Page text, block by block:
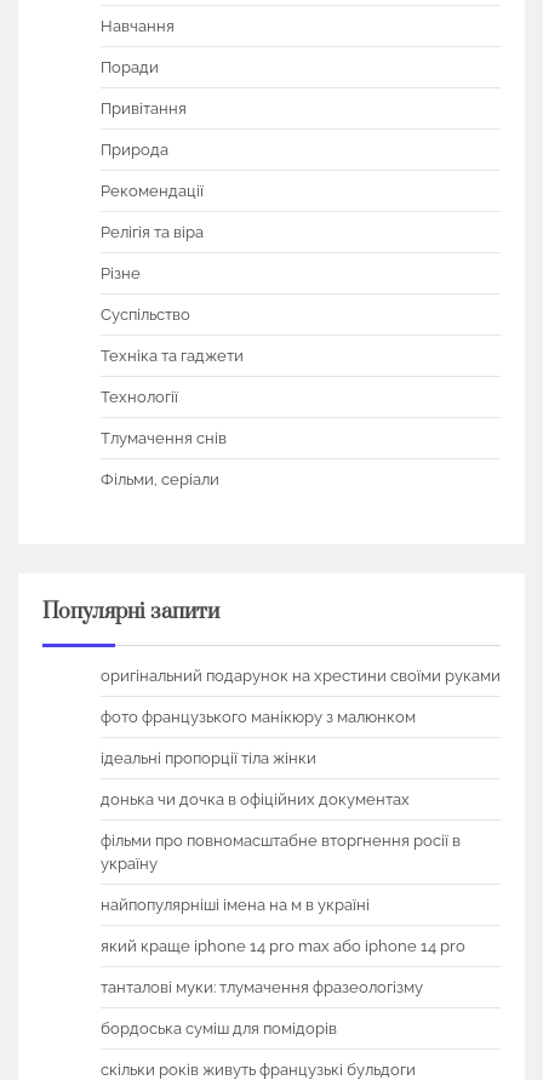
Навчання
Поради
Привітання
Природа
Рекомендації
Релігія та віра
Різне
Суспільство
Техніка та гаджети
Технології
Тлумачення снів
Фільми, серіали
Популярні запити
оригінальний подарунок на хрестини своїми руками
фото французького манікюру з малюнком
ідеальні пропорції тіла жінки
донька чи дочка в офіційних документах
фільми про повномасштабне вторгнення росії в
україну
найпопулярніші імена на м в україні
який краще iphone 14 pro max або iphone 14 pro
танталові муки: тлумачення фразеологізму
бордоська суміш для помідорів
скільки років живуть французькі бульдоги